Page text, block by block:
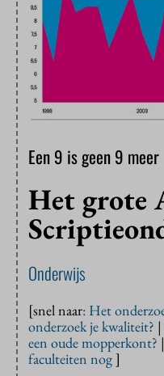
Een 9 is geen 9 meer
Het grote
Onderwijs
[snel naar: Het
onderzoek je kwaliteit? |
een oude mopperkont? |
faculteiten nog]